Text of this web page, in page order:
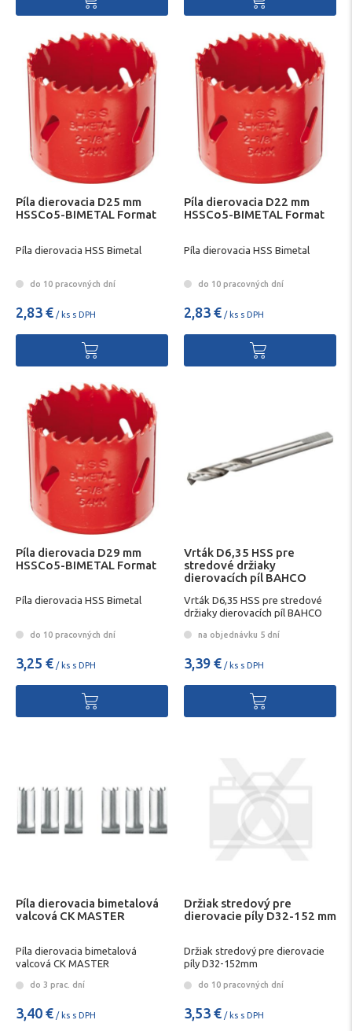
Píla dierovacia D25 mm
HSSCo5-BIMETAL Format
Píla dierovacia HSS Bimetal
do 10 pracovných dní
2,83 € / ks s DPH
Píla dierovacia D22 mm
HSSCo5-BIMETAL Format
Píla dierovacia HSS Bimetal
do 10 pracovných dní
2,83 € / ks s DPH
Píla dierovacia D29 mm
HSSCo5-BIMETAL Format
Píla dierovacia HSS Bimetal
do 10 pracovných dní
3,25 € / ks s DPH
Vrták D6,35 HSS pre
stredové držiaky
dierovacích píl BAHCO
Vrták D6,35 HSS pre stredové
držiaky dierovacích píl BAHCO
na objednávku 5 dní
3,39 € / ks s DPH
Píla dierovacia bimetalová
valcová CK MASTER
Píla dierovacia bimetalová
valcová CK MASTER
do 3 prac. dní
3,40 € / ks s DPH
Držiak stredový pre
dierovacie píly D32-152 mm
Držiak stredový pre dierovacie
píly D32-152mm
do 10 pracovných dní
3,53 € / ks s DPH